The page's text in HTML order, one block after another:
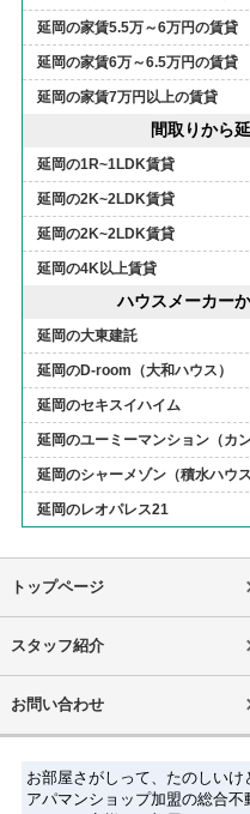
延岡の家賃5.5万～6万円の賃貸
延岡の家賃6万～6.5万円の賃貸
延岡の家賃7万円以上の賃貸
間取りから
延岡の1R~1LDK賃貸
延岡の2K~2LDK賃貸
延岡の2K~2LDK賃貸
延岡の4K以上賃貸
ハウスメーカー
延岡の大東建託
延岡のD-room（大和ハウス）
延岡のセキスイハイム
延岡のユーミーマンション（カン
延岡のシャーメゾン（積水ハウス
延岡のレオパレス21
トップページ
スタッフ紹介
お問い合わせ
お部屋さがしって、たのしいけ
アパマンショップ加盟の総合不